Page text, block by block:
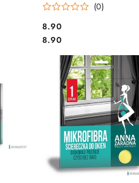
(0)
Cena:
8.90
Cena:
8.90